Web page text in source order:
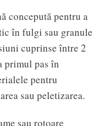
concepută pentru a
în fulgi sau granule
cuprinse între 2
primul pas în
pentru
sau peletizarea.
sau rotoare